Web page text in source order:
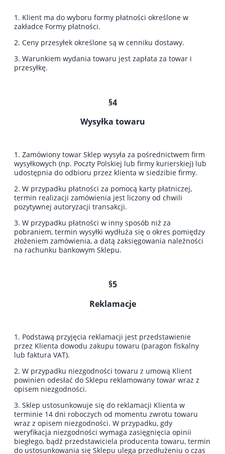
1. Klient ma do wyboru formy płatności określone w
zakładce Formy płatności.
2. Ceny przesyłek określone są w cenniku dostawy.
3. Warunkiem wydania towaru jest zapłata za towar i
przesyłkę.
§4
Wysyłka towaru
1. Zamówiony towar Sklep wysyła za pośrednictwem firm
wysyłkowych (np. Poczty Polskiej lub firmy kurierskiej) lub
udostępnia do odbioru przez klienta w siedzibie firmy.
2. W przypadku płatności za pomocą karty płatniczej,
termin realizacji zamówienia jest liczony od chwili
pozytywnej autoryzacji transakcji.
3. W przypadku płatności w inny sposób niż za
pobraniem, termin wysyłki wydłuża się o okres pomiędzy
złożeniem zamówienia, a datą zaksięgowania należności
na rachunku bankowym Sklepu.
§5
Reklamacje
1. Podstawą przyjęcia reklamacji jest przedstawienie
przez Klienta dowodu zakupu towaru (paragon fiskalny
lub faktura VAT).
2. W przypadku niezgodności towaru z umową Klient
powinien odesłać do Sklepu reklamowany towar wraz z
opisem niezgodności.
3. Sklep ustosunkowuje się do reklamacji Klienta w
terminie 14 dni roboczych od momentu zwrotu towaru
wraz z opisem niezgodności. W przypadku, gdy
weryfikacja niezgodności wymaga zasięgnięcia opinii
biegłego, bądź przedstawiciela producenta towaru, termin
do ustosunkowania się Sklepu ulega przedłużeniu o czas